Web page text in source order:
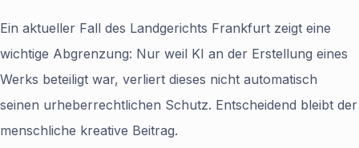
Ein aktueller Fall des Landgerichts Frankfurt zeigt eine
wichtige Abgrenzung: Nur weil KI an der Erstellung eines
Werks beteiligt war, verliert dieses nicht automatisch
seinen urheberrechtlichen Schutz. Entscheidend bleibt der
menschliche kreative Beitrag.